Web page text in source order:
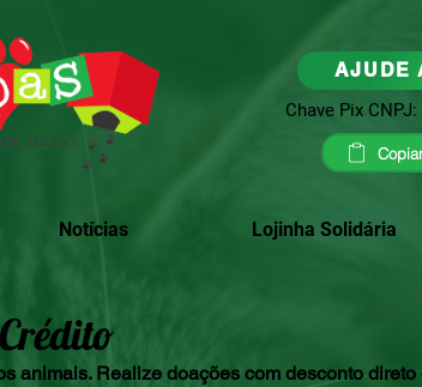
AJUDE
Chave Pix
Notícias Lojinha Solidária
animais. Realize doações com desconto